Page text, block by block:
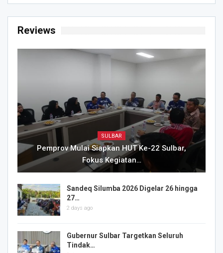
Reviews
SULBAR
Pemprov Mulai Siapkan HUT Ke-22 Sulbar,
Fokus Kegiatan…
Sandeq Silumba 2026 Digelar 26 hingga
27…
2 days ago
Gubernur Sulbar Targetkan Seluruh
Tindak…